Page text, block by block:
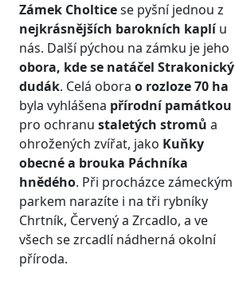
Zámek Cholticese pyšní jednou z
nejkrásnějších barokních kaplíu
nás. Další pýchou na zámku je jeho
obora, kde se natáčel Strakonický
dudák. Celá obora o rozloze 70 ha
byla vyhlášena přírodní památkou
pro ochranu staletých stromů a
ohrožených zvířat, jako Kuňky
obecné a brouka Páchníka
hnědého. Při procházce zámeckým
parkem narazíte i na tři rybníky
Chrtník, Červený a Zrcadlo, a ve
všech se zrcadlí nádherná okolní
příroda.